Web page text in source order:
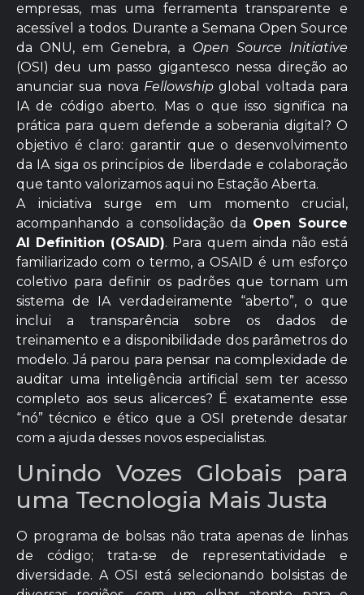
empresas, mas uma ferramenta transparente e
acessível a todos. Durante a Semana Open Source
da ONU, em Genebra, a Open Source Initiative
(OSI) deu um passo gigantesco nessa direção ao
anunciar sua nova Fellowship global voltada para
IA de código aberto. Mas o que isso significa na
prática para quem defende a soberania digital? O
objetivo é claro: garantir que o desenvolvimento
da IA siga os princípios de liberdade e colaboração
que tanto valorizamos aqui no Estação Aberta.
A iniciativa surge em um momento crucial,
acompanhando a consolidação da Open Source
AI Definition (OSAID). Para quem ainda não está
familiarizado com o termo, a OSAID é um esforço
coletivo para definir os padrões que tornam um
sistema de IA verdadeiramente “aberto”, o que
inclui a transparência sobre os dados de
treinamento e a disponibilidade dos parâmetros do
modelo. Já parou para pensar na complexidade de
auditar uma inteligência artificial sem ter acesso
completo aos seus alicerces? É exatamente esse
“nó” técnico e ético que a OSI pretende desatar
com a ajuda desses novos especialistas.
Unindo Vozes Globais para
uma Tecnologia Mais Justa
O programa de bolsas não trata apenas de linhas
de código; trata-se de representatividade e
diversidade. A OSI está selecionando bolsistas de